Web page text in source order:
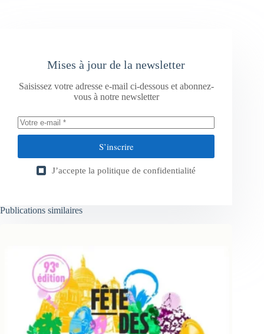
Mises à jour de la newsletter
Saisissez votre adresse e-mail ci-dessous et abonnez-
vous à notre newsletter
S’inscrire
J’accepte la politique de confidentialité
Publications similaires